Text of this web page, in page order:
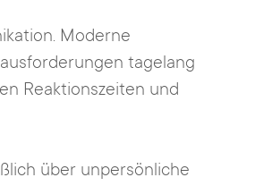
Moderne
tagelang
Reaktionszeiten und
über unpersönliche